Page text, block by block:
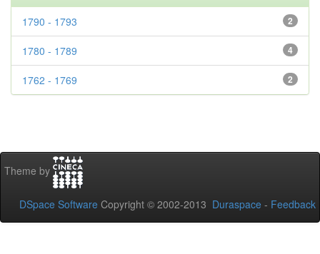
2
1790 - 1793
4
1780 - 1789
2
1762 - 1769
Theme by
DSpace Software Copyright © 2002-2013 Duraspace - Feedback